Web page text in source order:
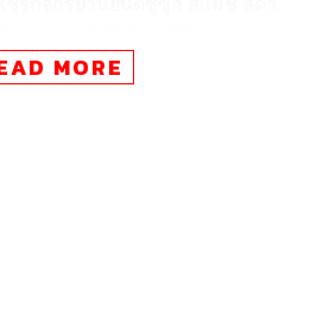
จะเข้าป่าเพียง 1-2 วันแล้วกลับ
MORE